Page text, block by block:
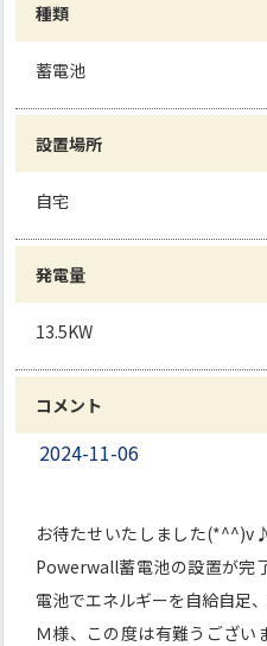
種類
蓄電池
設置場所
自宅
発電量
13.5KW
コメント
2024-11-06
お待たせいたしました
Powerwall蓄電池の設置が完
電池でエネルギーを自給自足
Ｍ様、この度は有難うござい